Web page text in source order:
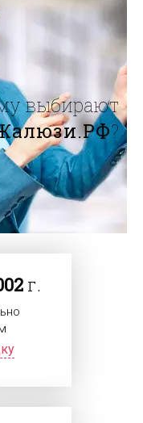
выбирают
?
г.